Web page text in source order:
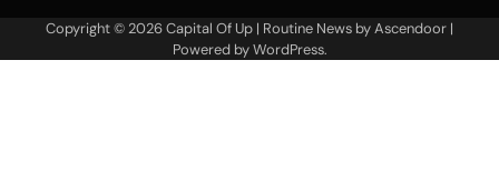
Copyright © 2026Capital Of Up | Routine News byAscendoor |
Powered byWordPress.